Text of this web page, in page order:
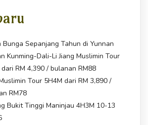
Bunga Sepanjang Tahun di Yunnan
Kunming-Dali-Li Jiang Muslimin Tour
RM 4,390 / bulanan RM88
Tour 5H4M dari RM 3,890 /
RM78
Bukit Tinggi Maninjau 4H3M 10-13